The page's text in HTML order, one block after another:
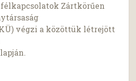
Zártkörűen
végzi a közöttük létrejött